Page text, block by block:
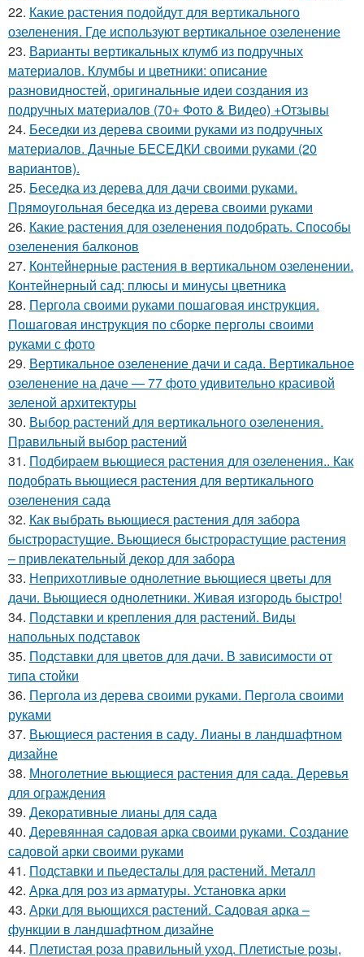
22. Какие растения подойдут для вертикального
озеленения. Где используют вертикальное озеленение
23. Варианты вертикальных клумб из подручных
материалов. Клумбы и цветники: описание
разновидностей, оригинальные идеи создания из
подручных материалов (70+ Фото & Видео) +Отзывы
24. Беседки из дерева своими руками из подручных
материалов. Дачные БЕСЕДКИ своими руками (20
вариантов).
25. Беседка из дерева для дачи своими руками.
Прямоугольная беседка из дерева своими руками
26. Какие растения для озеленения подобрать. Способы
озеленения балконов
27. Контейнерные растения в вертикальном озеленении.
Контейнерный сад: плюсы и минусы цветника
28. Пергола своими руками пошаговая инструкция.
Пошаговая инструкция по сборке перголы своими
руками с фото
29. Вертикальное озеленение дачи и сада. Вертикальное
озеленение на даче — 77 фото удивительно красивой
зеленой архитектуры
30. Выбор растений для вертикального озеленения.
Правильный выбор растений
31. Подбираем вьющиеся растения для озеленения.. Как
подобрать вьющиеся растения для вертикального
озеленения сада
32. Как выбрать вьющиеся растения для забора
быстрорастущие. Вьющиеся быстрорастущие растения
– привлекательный декор для забора
33. Неприхотливые однолетние вьющиеся цветы для
дачи. Вьющиеся однолетники. Живая изгородь быстро!
34. Подставки и крепления для растений. Виды
напольных подставок
35. Подставки для цветов для дачи. В зависимости от
типа стойки
36. Пергола из дерева своими руками. Пергола своими
руками
37. Вьющиеся растения в саду. Лианы в ландшафтном
дизайне
38. Многолетние вьющиеся растения для сада. Деревья
для ограждения
39. Декоративные лианы для сада
40. Деревянная садовая арка своими руками. Создание
садовой арки своими руками
41. Подставки и пьедесталы для растений. Металл
42. Арка для роз из арматуры. Установка арки
43. Арки для вьющихся растений. Садовая арка –
функции в ландшафтном дизайне
44. Плетистая роза правильный уход. Плетистые розы,